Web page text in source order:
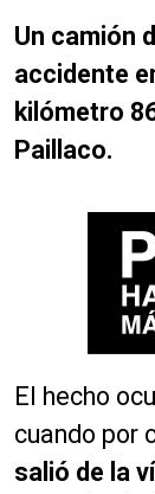
Un camión
accidente
kilómetro
Paillaco.
El hecho
cuando por
salió de la